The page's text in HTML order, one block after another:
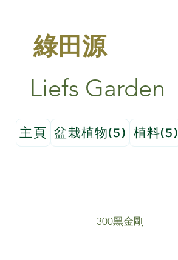
綠田源
Liefs Garden
主頁 盆栽植物(5) 植料(5)
300黑金剛